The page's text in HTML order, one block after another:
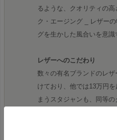
るような、クオリティの
ク・エージング _ レザー
グを生かした風合いを意識
レザーへのこだわり
数々の有名ブランドのレ
けており、他では13万円
まうスタジャンも、同等